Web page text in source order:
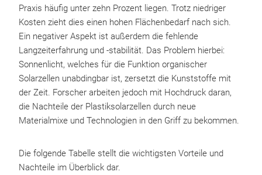
Praxis häufig unter zehn Prozent liegen. Trotz niedriger
Kosten zieht dies einen hohen Flächenbedarf nach sich.
Ein negativer Aspekt ist außerdem die fehlende
Langzeiterfahrung und -stabilität. Das Problem hierbei:
Sonnenlicht, welches für die Funktion organischer
Solarzellen unabdingbar ist, zersetzt die Kunststoffe mit
der Zeit. Forscher arbeiten jedoch mit Hochdruck daran,
die Nachteile der Plastiksolarzellen durch neue
Materialmixe und Technologien in den Griff zu bekommen.
Die folgende Tabelle stellt die wichtigsten Vorteile und
Nachteile im Überblick dar.